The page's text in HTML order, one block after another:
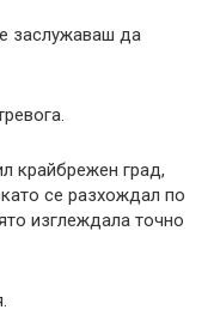
заслужаваш да
крайбрежен град,
се разхождал по
изглеждала точно